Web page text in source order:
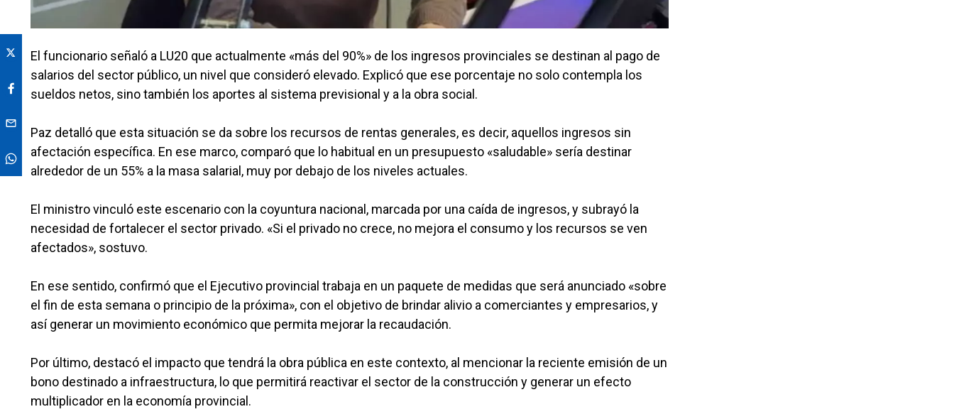
El funcionario señaló a LU20 que actualmente «más del 90%» de los ingresos provinciales se destinan al pago de
salarios del sector público, un nivel que consideró elevado. Explicó que ese porcentaje no solo contempla los
sueldos netos, sino también los aportes al sistema previsional y a la obra social.
Paz detalló que esta situación se da sobre los recursos de rentas generales, es decir, aquellos ingresos sin
afectación específica. En ese marco, comparó que lo habitual en un presupuesto «saludable» sería destinar
alrededor de un 55% a la masa salarial, muy por debajo de los niveles actuales.
El ministro vinculó este escenario con la coyuntura nacional, marcada por una caída de ingresos, y subrayó la
necesidad de fortalecer el sector privado. «Si el privado no crece, no mejora el consumo y los recursos se ven
afectados», sostuvo.
En ese sentido, confirmó que el Ejecutivo provincial trabaja en un paquete de medidas que será anunciado «sobre
el fin de esta semana o principio de la próxima», con el objetivo de brindar alivio a comerciantes y empresarios, y
así generar un movimiento económico que permita mejorar la recaudación.
Por último, destacó el impacto que tendrá la obra pública en este contexto, al mencionar la reciente emisión de un
bono destinado a infraestructura, lo que permitirá reactivar el sector de la construcción y generar un efecto
multiplicador en la economía provincial.